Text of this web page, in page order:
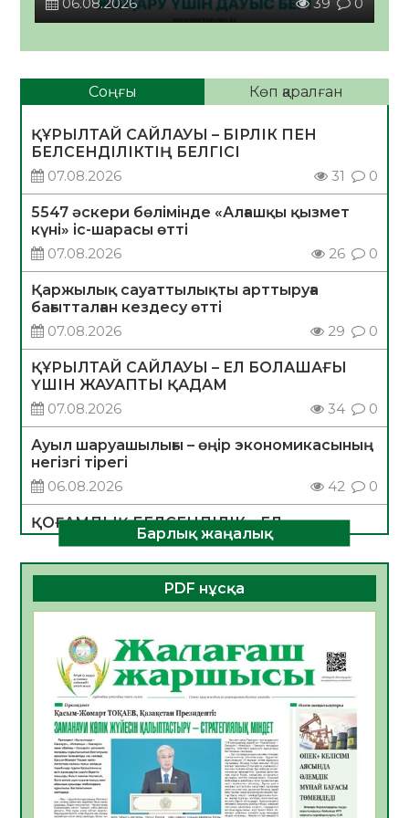
06.08.2026 39 0
Соңғы Көп қаралған
ҚҰРЫЛТАЙ САЙЛАУЫ – БІРЛІК ПЕН
БЕЛСЕНДІЛІКТІҢ БЕЛГІСІ
07.08.2026
31 0
5547 әскери бөлімінде «Алғашқы қызмет
күні» іс-шарасы өтті
07.08.2026
26 0
Қаржылық сауаттылықты арттыруға
бағытталған кездесу өтті
07.08.2026
29 0
ҚҰРЫЛТАЙ САЙЛАУЫ – ЕЛ БОЛАШАҒЫ
ҮШІН ЖАУАПТЫ ҚАДАМ
07.08.2026
34 0
Ауыл шаруашылығы – өңір экономикасының
негізгі тірегі
06.08.2026
42 0
ҚОҒАМДЫҚ БЕЛСЕНДІЛІК – ЕЛ
ДАМУЫНЫҢ НЕГІЗІ
06.08.2026
39 0
ҚҰРЫЛТАЙ САЙЛАУЫ – БОЛАШАҚҚА
06.08.2026
Инфекциялық ауруларға қарсы иммундау
жұмыстарының тиімділігі
06.08.2026
44
Көкжөтел ауруы туралы
06.08.2026
39
Барлық жаңалық
PDF нұсқа